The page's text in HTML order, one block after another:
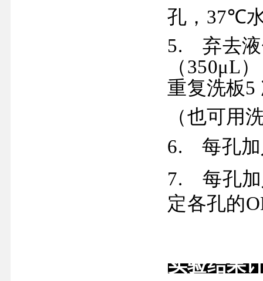
孔， 37℃
5.弃去
（350μL
重复洗板5
（也可用
6.每孔
7.每孔
定各孔的
实验结果